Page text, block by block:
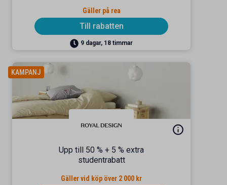
Gäller på rea
Till rabatten
9 dagar, 18 timmar
KAMPANJ
Upp till 50 % + 5 % extra
studentrabatt
Gäller vid köp över 2 000 kr